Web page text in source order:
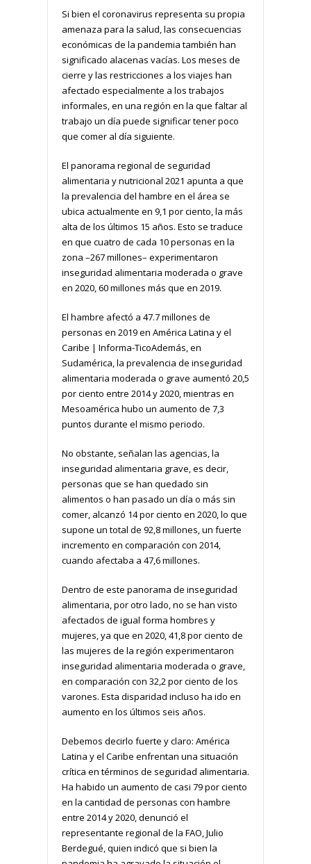
Si bien el coronavirus representa su propia
amenaza para la salud, las consecuencias
económicas de la pandemia también han
significado alacenas vacías. Los meses de
cierre y las restricciones a los viajes han
afectado especialmente a los trabajos
informales, en una región en la que faltar al
trabajo un día puede significar tener poco
que comer al día siguiente.
El panorama regional de seguridad
alimentaria y nutricional 2021 apunta a que
la prevalencia del hambre en el área se
ubica actualmente en 9,1 por ciento, la más
alta de los últimos 15 años. Esto se traduce
en que cuatro de cada 10 personas en la
zona –267 millones– experimentaron
inseguridad alimentaria moderada o grave
en 2020, 60 millones más que en 2019.
El hambre afectó a 47.7 millones de
personas en 2019 en América Latina y el
Caribe | Informa-TicoAdemás, en
Sudamérica, la prevalencia de inseguridad
alimentaria moderada o grave aumentó 20,5
por ciento entre 2014 y 2020, mientras en
Mesoamérica hubo un aumento de 7,3
puntos durante el mismo periodo.
No obstante, señalan las agencias, la
inseguridad alimentaria grave, es decir,
personas que se han quedado sin
alimentos o han pasado un día o más sin
comer, alcanzó 14 por ciento en 2020, lo que
supone un total de 92,8 millones, un fuerte
incremento en comparación con 2014,
cuando afectaba a 47,6 millones.
Dentro de este panorama de inseguridad
alimentaria, por otro lado, no se han visto
afectados de igual forma hombres y
mujeres, ya que en 2020, 41,8 por ciento de
las mujeres de la región experimentaron
inseguridad alimentaria moderada o grave,
en comparación con 32,2 por ciento de los
varones. Esta disparidad incluso ha ido en
aumento en los últimos seis años.
Debemos decirlo fuerte y claro: América
Latina y el Caribe enfrentan una situación
crítica en términos de seguridad alimentaria.
Ha habido un aumento de casi 79 por ciento
en la cantidad de personas con hambre
entre 2014 y 2020, denunció el
representante regional de la FAO, Julio
Berdegué, quien indicó que si bien la